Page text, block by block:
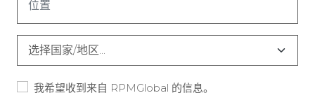
*
同
我希望收到来自 RPMGlobal 的信息。